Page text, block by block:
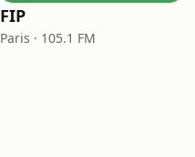
FIP
Paris · 105.1 FM